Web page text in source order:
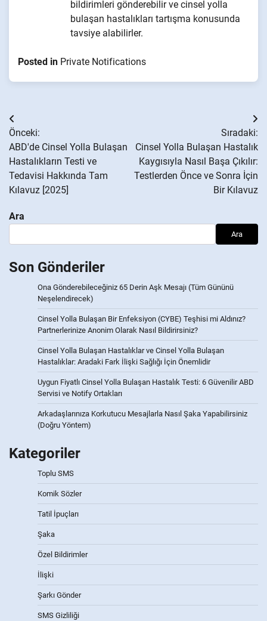
bildirimleri gönderebilir ve cinsel yolla
bulaşan hastalıkları tartışma konusunda
tavsiye alabilirler.
Posted in Private Notifications
Yazı
gezinmesi
Önceki:
ABD'de Cinsel Yolla Bulaşan
Hastalıkların Testi ve
Tedavisi Hakkında Tam
Kılavuz [2025]
Sıradaki:
Cinsel Yolla Bulaşan Hastalık
Kaygısıyla Nasıl Başa Çıkılır:
Testlerden Önce ve Sonra İçin
Bir Kılavuz
Ara
Ara
Son Gönderiler
Ona Gönderebileceğiniz 65 Derin Aşk Mesajı (Tüm Gününü
Neşelendirecek)
Cinsel Yolla Bulaşan Bir Enfeksiyon (CYBE) Teşhisi mi Aldınız?
Partnerlerinize Anonim Olarak Nasıl Bildirirsiniz?
Cinsel Yolla Bulaşan Hastalıklar ve Cinsel Yolla Bulaşan
Hastalıklar: Aradaki Fark İlişki Sağlığı İçin Önemlidir
Uygun Fiyatlı Cinsel Yolla Bulaşan Hastalık Testi: 6 Güvenilir ABD
Servisi ve Notify Ortakları
Arkadaşlarınıza Korkutucu Mesajlarla Nasıl Şaka Yapabilirsiniz
(Doğru Yöntem)
Kategoriler
Toplu SMS
Komik Sözler
Tatil İpuçları
Şaka
Özel Bildirimler
İlişki
Şarkı Gönder
SMS Gizliliği